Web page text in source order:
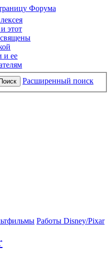
Расширенный поиск
Работы Disney/Pixar